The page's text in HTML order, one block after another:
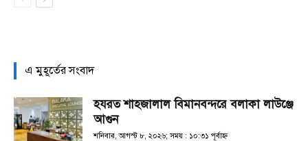
এ মুহূর্তের সংবাদ
হযরত শাহজালাল বিমানবন্দরে বলাকা লাউঞ্জে
আগুন
শনিবার, আগস্ট ৮, ২০২৬; সময় : ১০:৩১ পূর্বাহ্ণ